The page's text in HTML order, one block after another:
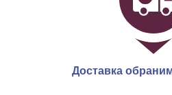
Доставка